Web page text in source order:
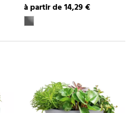
à partir de 14,29 €